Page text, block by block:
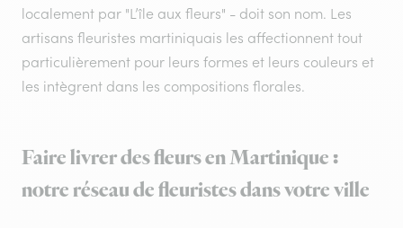
localement par "L’île aux fleurs" - doit son nom. Les
artisans fleuristes martiniquais les affectionnent tout
particulièrement pour leurs formes et leurs couleurs et
les intègrent dans les compositions florales.
Faire livrer des fleurs en Martinique :
notre réseau de fleuristes dans votre ville